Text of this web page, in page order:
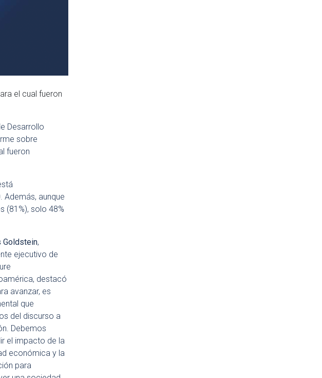
el cual fueron
Desarrollo
sobre
fueron
Además, aunque
(81%), solo 48%
Goldstein,
ejecutivo de
destacó
avanzar, es
que
del discurso a
Debemos
el impacto de la
económica y la
para